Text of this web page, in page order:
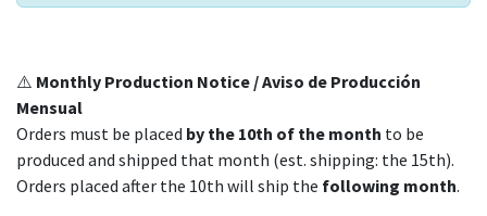
⚠️ Monthly Production Notice / Aviso de Producción
Mensual
Orders must be placed by the 10th of the month to be
produced and shipped that month (est. shipping: the 15th).
Orders placed after the 10th will ship the following month.